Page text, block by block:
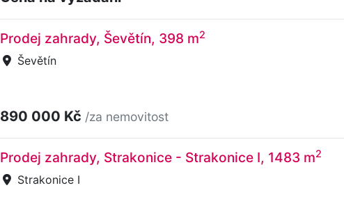
Prodej zahrady, Ševětín, 398 m2
Ševětín
890 000 Kč /za nemovitost
Prodej zahrady, Strakonice - Strakonice I, 1483 m2
Strakonice I